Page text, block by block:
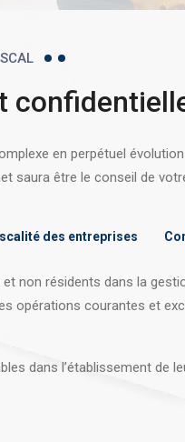
en perpétuel
saura être le conseil de
des entreprises
non résidents dans la
opérations courantes et
dans l’établissement de